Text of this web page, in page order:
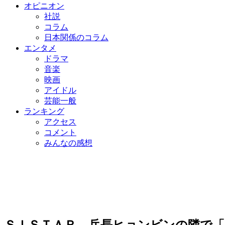
オピニオン
社説
コラム
日本関係のコラム
エンタメ
ドラマ
音楽
映画
アイドル
芸能一般
ランキング
アクセス
コメント
みんなの感想